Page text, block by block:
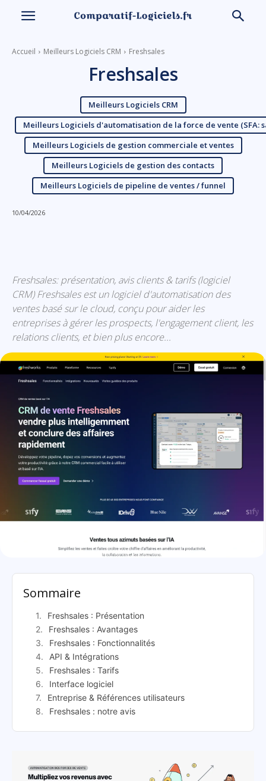
Accueil Meilleurs Logiciels CRM Freshsales
Freshsales
Meilleurs Logiciels CRM
Meilleurs Logiciels d'automatisation de la force de vente (SFA:
Meilleurs Logiciels de gestion commerciale et ventes
Meilleurs Logiciels de gestion des contacts
Meilleurs Logiciels de pipeline de ventes / funnel
10/04/2026
Freshsales: présentation, avis clients & tarifs (logiciel
CRM) Freshsales est un logiciel d'automatisation des
ventes basé sur le cloud, conçu pour aider les
entreprises à gérer les prospects, l'engagement client, les
relations clients, et bien plus encore...
Freshsales: présentation
Sommaire
Freshsales : Présentation
Freshsales : Avantages
Freshsales : Fonctionnalités
API & Intégrations
Freshsales : Tarifs
Interface logiciel
Entreprise & Références utilisateurs
Freshsales : notre avis